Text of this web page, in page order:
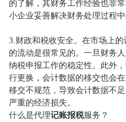
的了解，其财务工作经验也非
小企业妥善解决财务处理过程中
3.财政和税收安全。在市场上
的流动是很常见的。一旦财务
纳税申报工作的稳定性。此外
行更换，会计数据的移交也会
移交不规范，导致会计数据不
严重的经济损失。
什么是代理记账报税服务？